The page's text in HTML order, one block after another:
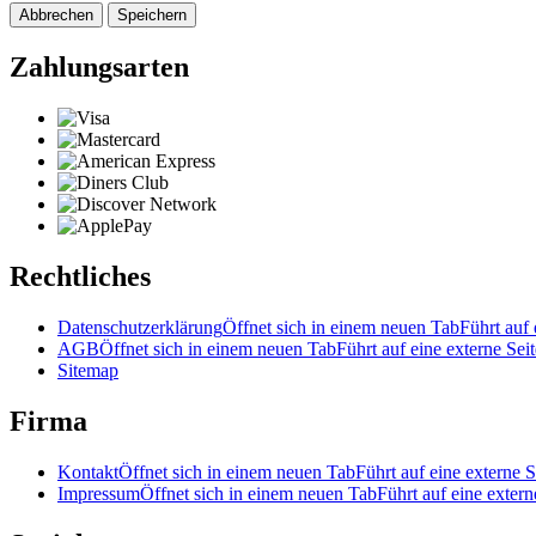
Abbrechen Speichern
Zahlungsarten
Rechtliches
DatenschutzerklärungÖffnet sich in einem neuen TabFührt auf
AGBÖffnet sich in einem neuen TabFührt auf eine externe
Sitemap
Firma
KontaktÖffnet sich in einem neuen TabFührt auf eine externe
ImpressumÖffnet sich in einem neuen TabFührt auf eine